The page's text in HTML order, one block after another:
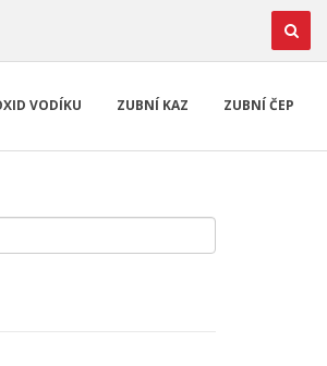
VODÍKU ZUBNÍ KAZ ZUBNÍ ČEP